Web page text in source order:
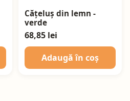
Cățeluș din lemn -
verde
68,85 lei
Adaugă în coș